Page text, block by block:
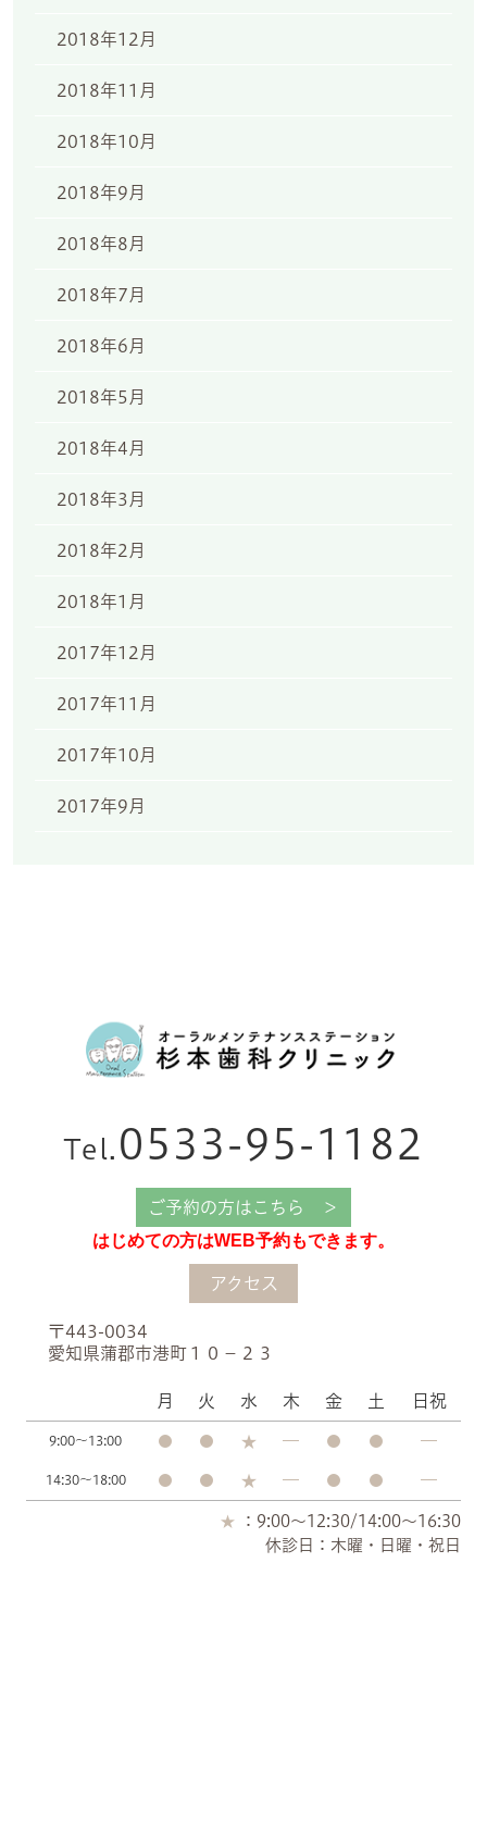
2018年12月
2018年11月
2018年10月
2018年9月
2018年8月
2018年7月
2018年6月
2018年5月
2018年4月
2018年3月
2018年2月
2018年1月
2017年12月
2017年11月
2017年10月
2017年9月
Tel.0533-95-1182
ご予約の方はこちら ＞
はじめての方はWEB予約もできます。
アクセス
〒443-0034
愛知県蒲郡市港町１０−２３
月 火 水 木 金 土 日祝
9:00～13:00
14:30～18:00
：9:00～12:30/14:00～16:30
休診日：木曜・日曜・祝日